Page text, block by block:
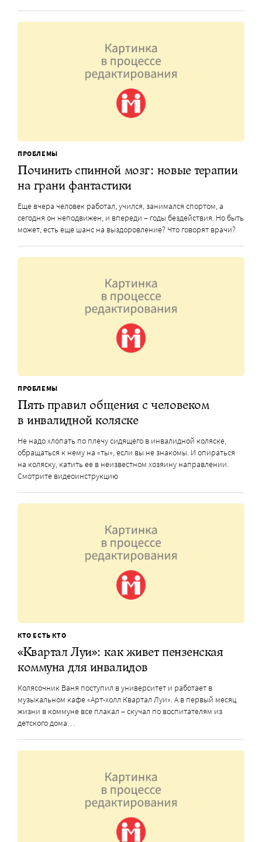
ПРОБЛЕМЫ
Починить спинной мозг: новые терапии
на грани фантастики
Еще вчера человек работал, учился, занимался спортом, а
сегодня он неподвижен, и впереди – годы бездействия. Но быть
может, есть еще шанс на выздоровление? Что говорят врачи?
ПРОБЛЕМЫ
Пять правил общения с человеком
в инвалидной коляске
Не надо хлопать по плечу сидящего в инвалидной коляске,
обращаться к нему на «ты», если вы не знакомы. И опираться
на коляску, катить ее в неизвестном хозяину направлении.
Смотрите видеоинструкцию
КТО ЕСТЬ КТО
«Квартал Луи»: как живет пензенская
коммуна для инвалидов
Колясочник Ваня поступил в университет и работает в
музыкальном кафе «Арт-холл Квартал Луи». А в первый месяц
жизни в коммуне все плакал – скучал по воспитателям из
детского дома…